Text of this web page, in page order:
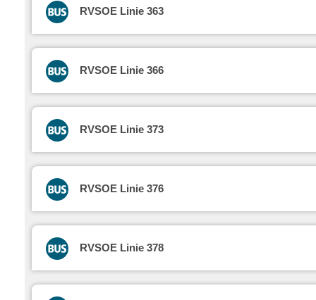
RVSOE Linie 363
RVSOE Linie 366
RVSOE Linie 373
RVSOE Linie 376
RVSOE Linie 378